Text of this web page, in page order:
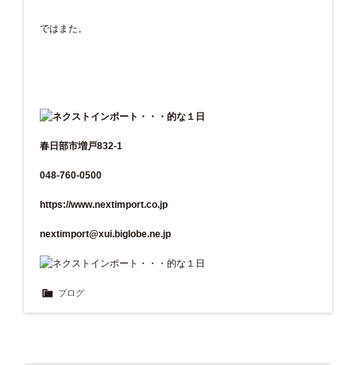
ではまた。
春日部市増戸832-1
048-760-0500
https://www.nextimport.co.jp
nextimport@xui.biglobe.ne.jp
ブログ